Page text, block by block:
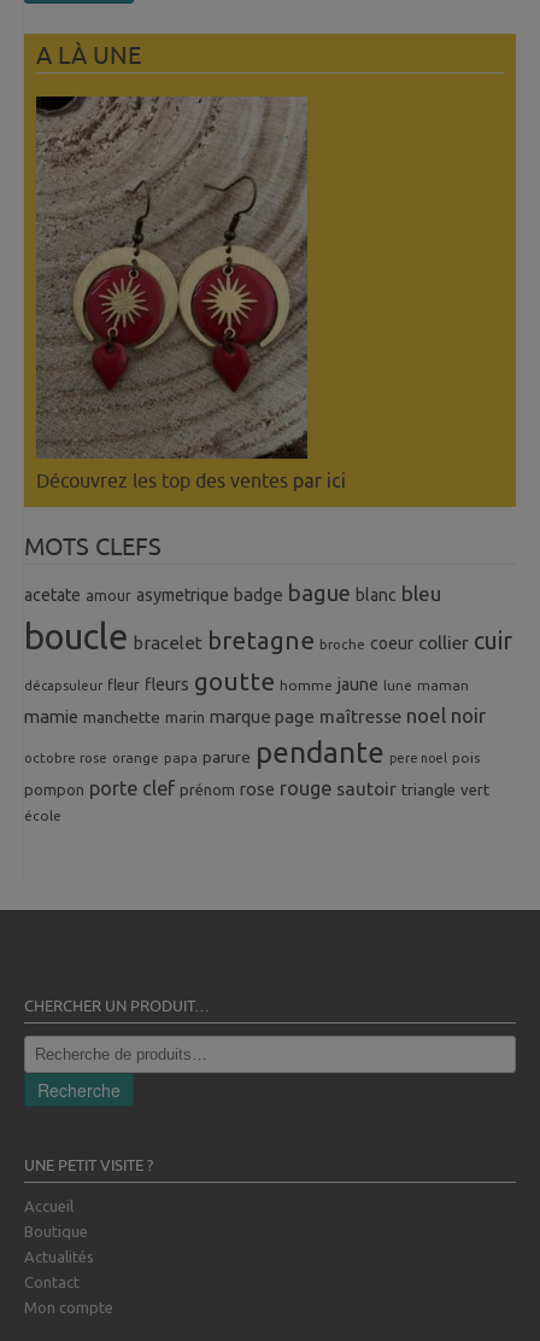
A LÀ UNE
Découvrez les top des ventes par ici
MOTS CLEFS
acetate amour asymetrique badge bague blanc bleu
boucle bracelet bretagne broche coeur collier cuir
décapsuleur fleur fleurs goutte homme jaune lune maman
mamie manchette marin marque page maîtresse noel noir
octobre rose orange papa parure pendante pere noel pois
pompon porte clef prénom rose rouge sautoir triangle vert
école
CHERCHER UN PRODUIT…
Recherche
pour :
Recherche
UNE PETIT VISITE ?
Accueil
Boutique
Actualités
Contact
Mon compte